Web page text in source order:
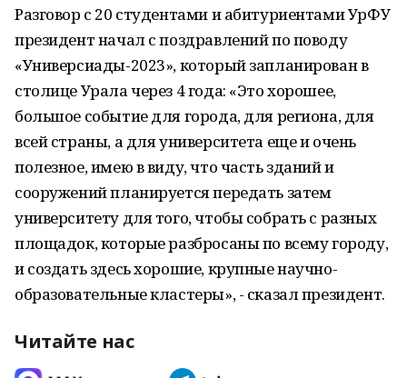
Разговор с 20 студентами и абитуриентами УрФУ
президент начал с поздравлений по поводу
«Универсиады-2023», который запланирован в
столице Урала через 4 года: «Это хорошее,
большое событие для города, для региона, для
всей страны, а для университета еще и очень
полезное, имею в виду, что часть зданий и
сооружений планируется передать затем
университету для того, чтобы собрать с разных
площадок, которые разбросаны по всему городу,
и создать здесь хорошие, крупные научно-
образовательные кластеры», - сказал президент.
Читайте нас